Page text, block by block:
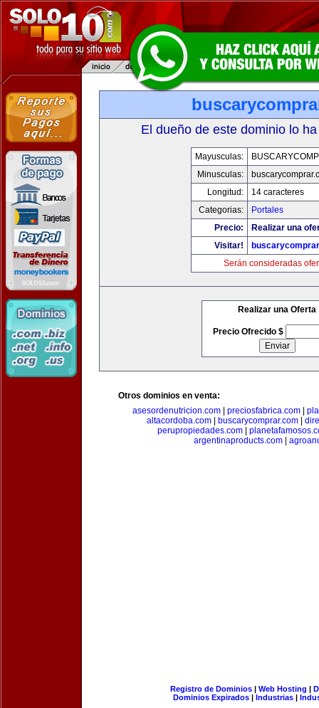
El dueño de este dominio lo
Mayusculas:
Minusculas:
Longitud:
14 caracteres
Categorias:
Portales
Precio:
Realizar una
Visitar!
Serán consideradas
Realizar una Oferta
Precio Ofrecido $
Otros dominios en venta:
asesordenutricion.com
preciosfabrica.com
altacordoba.com
buscarycomprar.com
perupropiedades.com
argentinaproducts.com|
Registro de Dominios| Web Hosting |
Dominios Expirados | Industrias |